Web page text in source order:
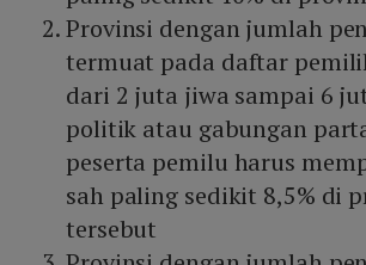
Provinsi dengan jumlah
termuat pada daftar
dari 2 juta jiwa sampai 6
politik atau gabungan
peserta pemilu harus
sah paling sedikit 8,5% di
tersebut